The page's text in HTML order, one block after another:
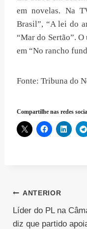
em novelas. Na
Brasil”, “A lei do
“Mar do Sertão”.
em “No rancho
Fonte: Tribuna do
Compartilhe nas redes
Navegação
de
ANTERIOR
Líder do PL na
diz que partido